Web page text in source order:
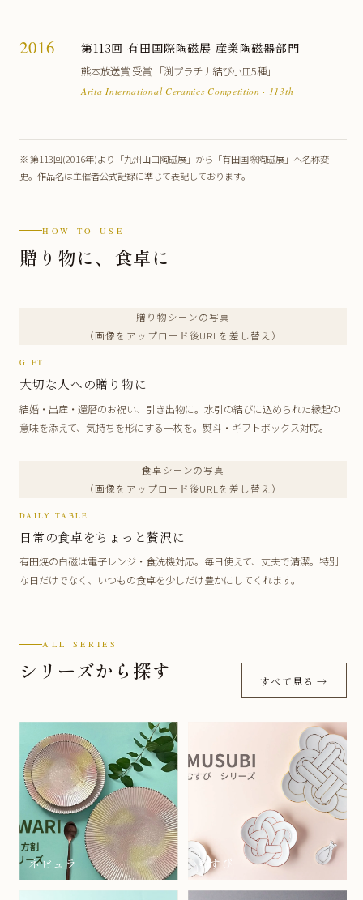
2016 第113回 有田国際陶磁展 産業陶磁器部門
熊本放送賞 受賞 「渕プラチナ結び小皿5種」
Arita International Ceramics Competition · 113th
※ 第113回(2016年)より「九州山口陶磁展」から「有田国際陶磁展」へ名称変
更。作品名は主催者公式記録に準じて表記しております。
HOW TO USE
贈り物に、食卓に
贈り物シーンの写真
（画像をアップロード後URLを差し替え）
GIFT
大切な人への贈り物に
結婚・出産・還暦のお祝い、引き出物に。水引の結びに込められた縁起の
意味を添えて、気持ちを形にする一枚を。熨斗・ギフトボックス対応。
食卓シーンの写真
（画像をアップロード後URLを差し替え）
DAILY TABLE
日常の食卓をちょっと贅沢に
有田焼の白磁は電子レンジ・食洗機対応。毎日使えて、丈夫で清潔。特別
な日だけでなく、いつもの食卓を少しだけ豊かにしてくれます。
ALL SERIES
シリーズから探す すべて見る →
ネビュラ むすび